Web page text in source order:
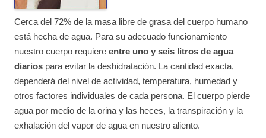
Cerca del 72% de la masa libre de grasa del cuerpo humano
está hecha de agua. Para su adecuado funcionamiento
nuestro cuerpo requiere entre uno y seis litros de agua
diarios para evitar la deshidratación. La cantidad exacta,
dependerá del nivel de actividad, temperatura, humedad y
otros factores individuales de cada persona. El cuerpo pierde
agua por medio de la orina y las heces, la transpiración y la
exhalación del vapor de agua en nuestro aliento.